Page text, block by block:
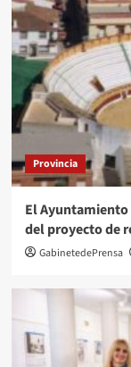
Provincia
El
del proyecto de
GabinetedePrensa